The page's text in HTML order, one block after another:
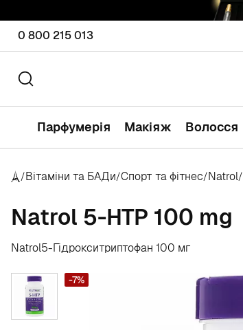
0 800 215 013
Парфумерія Макіяж Волосся
/Вітаміни та БАДи/Спорт та фітнес/Natrol/
Natrol 5-HTP 100 mg
Natrol5-Гідрокситриптофан 100 мг
-7%